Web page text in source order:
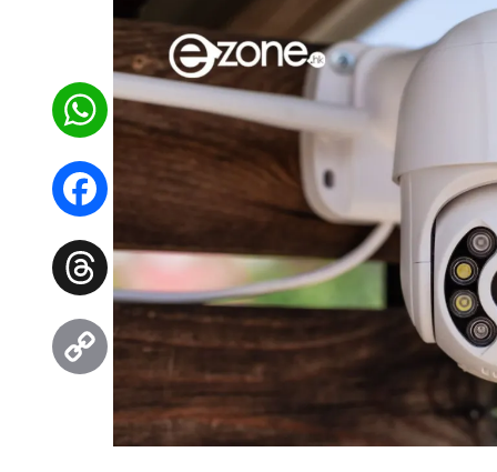
WhatsApp
Facebook
Threads
Copy
Link